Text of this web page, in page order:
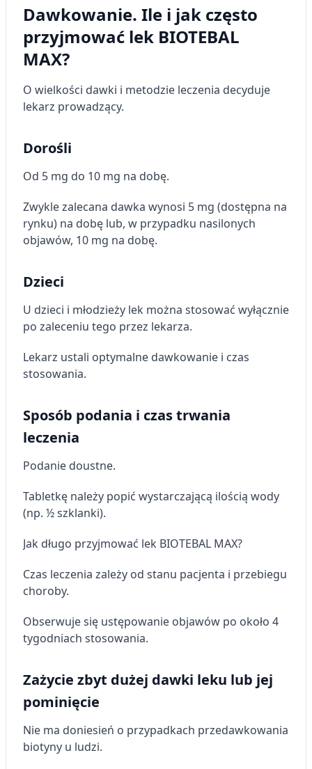
Dawkowanie. Ile i jak często
przyjmować lek BIOTEBAL
MAX?
O wielkości dawki i metodzie leczenia decyduje
lekarz prowadzący.
Dorośli
Od 5 mg do 10 mg na dobę.
Zwykle zalecana dawka wynosi 5 mg (dostępna na
rynku) na dobę lub, w przypadku nasilonych
objawów, 10 mg na dobę.
Dzieci
U dzieci i młodzieży lek można stosować wyłącznie
po zaleceniu tego przez lekarza.
Lekarz ustali optymalne dawkowanie i czas
stosowania.
Sposób podania i czas trwania
leczenia
Podanie doustne.
Tabletkę należy popić wystarczającą ilością wody
(np. ½ szklanki).
Jak długo przyjmować lek BIOTEBAL MAX?
Czas leczenia zależy od stanu pacjenta i przebiegu
choroby.
Obserwuje się ustępowanie objawów po około 4
tygodniach stosowania.
Zażycie zbyt dużej dawki leku lub jej
pominięcie
Nie ma doniesień o przypadkach przedawkowania
biotyny u ludzi.